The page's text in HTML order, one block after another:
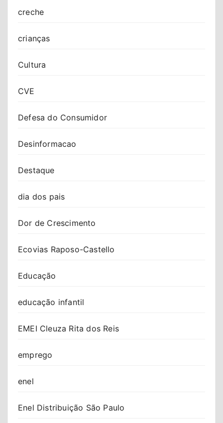
creche
crianças
Cultura
CVE
Defesa do Consumidor
Desinformacao
Destaque
dia dos pais
Dor de Crescimento
Ecovias Raposo-Castello
Educação
educação infantil
EMEI Cleuza Rita dos Reis
emprego
enel
Enel Distribuição São Paulo